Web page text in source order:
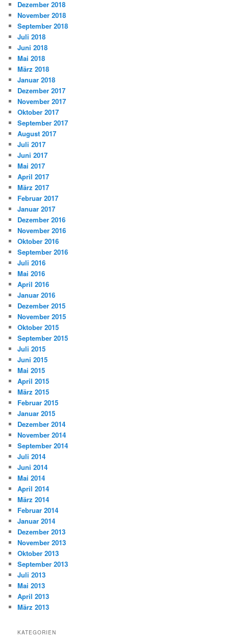
Dezember 2018
November 2018
September 2018
Juli 2018
Juni 2018
Mai 2018
März 2018
Januar 2018
Dezember 2017
November 2017
Oktober 2017
September 2017
August 2017
Juli 2017
Juni 2017
Mai 2017
April 2017
März 2017
Februar 2017
Januar 2017
Dezember 2016
November 2016
Oktober 2016
September 2016
Juli 2016
Mai 2016
April 2016
Januar 2016
Dezember 2015
November 2015
Oktober 2015
September 2015
Juli 2015
Juni 2015
Mai 2015
April 2015
März 2015
Februar 2015
Januar 2015
Dezember 2014
November 2014
September 2014
Juli 2014
Juni 2014
Mai 2014
April 2014
März 2014
Februar 2014
Januar 2014
Dezember 2013
November 2013
Oktober 2013
September 2013
Juli 2013
Mai 2013
April 2013
März 2013
KATEGORIEN